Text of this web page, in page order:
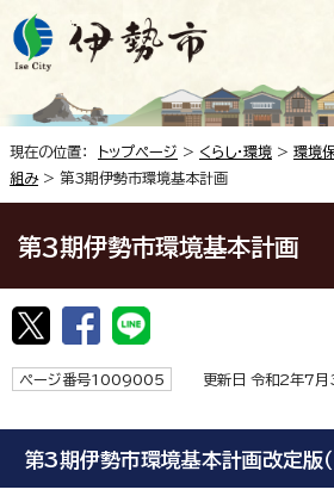
現在の位置： トップページ > くらし・環境 > 環境
組み> 第3期伊勢市環境基本計画
第3期伊勢市環境基本計画
ページ番号1009005 更新日 令和2年7月
第3期伊勢市環境基本計画改定版